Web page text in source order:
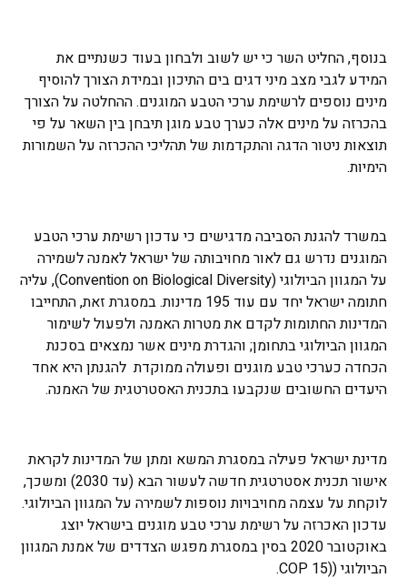
בנוסף, החליט השר כי יש לשוב ולבחון בעוד כשנתיים את
המידע לגבי מצב מיני דגים בים התיכון ובמידת הצורך להוסיף
מינים נוספים לרשימת ערכי הטבע המוגנים. ההחלטה על הצורך
בהכרזה על מינים אלה כערך טבע מוגן תיבחן בין השאר על פי
תוצאות ניטור הדגה והתקדמות של תהליכי ההכרזה על השמורות
הימיות.
במשרד להגנת הסביבה מדגישים כי עדכון רשימת ערכי הטבע
המוגנים נדרש גם לאור מחויבותה של ישראל לאמנה לשמירה
על המגוון הביולוגי (Convention on Biological Diversity), עליה
חתומה ישראל יחד עם עוד 195 מדינות. במסגרת זאת, התחייבו
המדינות החתומות לקדם את מטרות האמנה ולפעול לשימור
המגוון הביולוגי בתחומן; והגדרת מינים אשר נמצאים בסכנת
הכחדה כערכי טבע מוגנים ופעולה ממוקדת להגנתן היא אחד
היעדים החשובים שנקבעו בתכנית האסטרטגית של האמנה.
מדינת ישראל פעילה במסגרת המשא ומתן של המדינות לקראת
אישור תכנית אסטרטגית חדשה לעשור הבא (עד 2030) ומשכך,
לוקחת על עצמה מחויבויות נוספות לשמירה על המגוון הביולוגי.
עדכון האכרזה על רשימת ערכי טבע מוגנים בישראל יוצג
באוקטובר 2020 בסין במסגרת מפגש הצדדים של אמנת המגוון
הביולוגי ((COP 15.